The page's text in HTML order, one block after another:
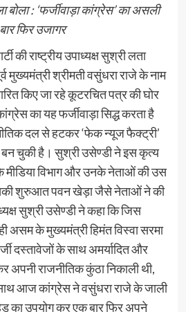
बोला : ‘फर्जीवाड़ा कांग्रेस’ का असली
फिर उजागर
की राष्ट्रीय उपाध्यक्ष सुश्री लता
मुख्यमंत्री श्रीमती वसुंधरा राजे के नाम
किए जा रहे कूटरचित पत्र की घोर
का यह फर्जीवाड़ा सिद्ध करता है
दल से हटकर ‘फेक न्यूज फैक्ट्री’
बन चुकी है। सुश्री उसेण्डी ने इस कृत्य
मीडिया विभाग और उनके नेताओं की उस
शुरुआत पवन खेड़ा जैसे नेताओं ने की
सुश्री उसेण्डी ने कहा कि जिस
असम के मुख्यमंत्री हिमंत विस्वा सरमा
दस्तावेजों के साथ अमर्यादित और
अपनी राजनीतिक कुंठा निकाली थी,
आज कांग्रेस ने वसुंधरा राजे के जाली
का उपयोग कर एक बार फिर अपने